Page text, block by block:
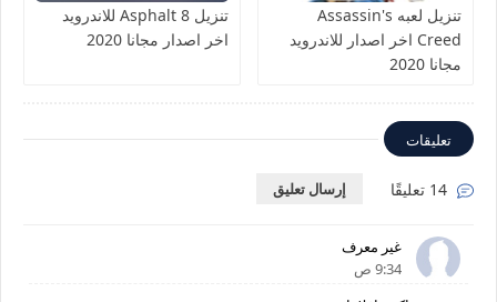
تنزيل لعبه Assassin's
Creed اخر اصدار للاندرويد
مجانا 2020
تنزيل Asphalt 8 للاندرويد
اخر اصدار مجانا 2020
تعليقات
إرسال تعليق
غير معرف
9:34 ص